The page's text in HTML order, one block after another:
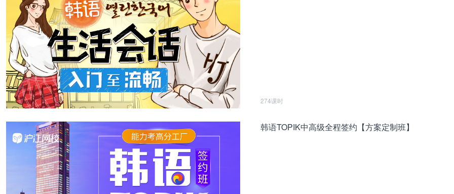
274课时
韩语TOPIK中高级全程签约【方案定制班】